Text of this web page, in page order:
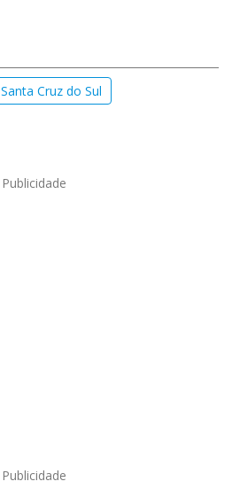
Santa Cruz do Sul
Publicidade
Publicidade